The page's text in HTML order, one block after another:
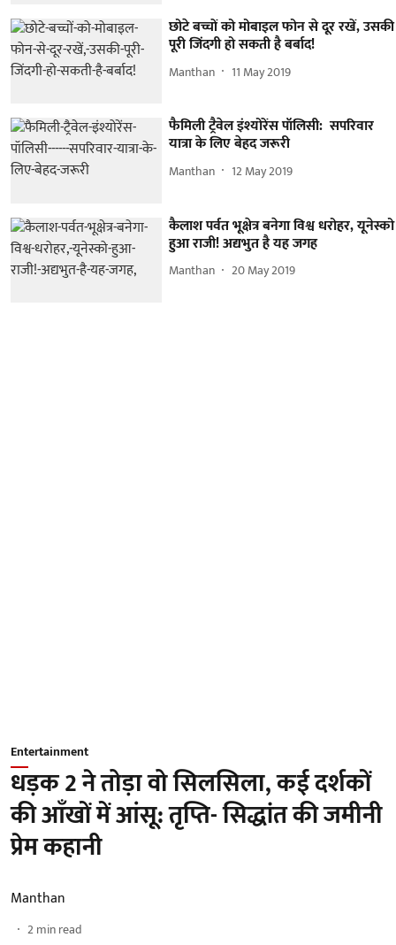
छोटे बच्चों को मोबाइल फोन से दूर रखें, उसकी
पूरी जिंदगी हो सकती है बर्बाद!
Manthan 11 May 2019
फैमिली ट्रैवेल इंश्योरेंस पॉलिसी: सपरिवार
यात्रा के लिए बेहद जरूरी
Manthan 12 May 2019
कैलाश पर्वत भूक्षेत्र बनेगा विश्व धरोहर, यूनेस्को
हुआ राजी! अद्यभुत है यह जगह
Manthan 20 May 2019
Entertainment
धड़क 2 ने तोड़ा वो सिलसिला, कई दर्शकों
की आँखों में आंसू: तृप्ति- सिद्धांत की जमीनी
प्रेम कहानी
Manthan
2min read